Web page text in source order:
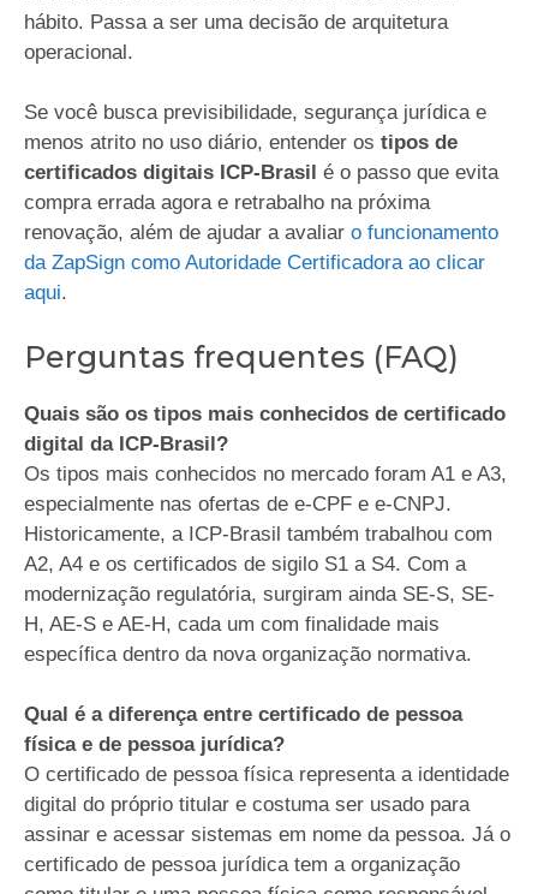
hábito. Passa a ser uma decisão de arquitetura
operacional.
Se você busca previsibilidade, segurança jurídica e
menos atrito no uso diário, entender os tipos de
certificados digitais ICP-Brasil é o passo que evita
compra errada agora e retrabalho na próxima
renovação, além de ajudar a avaliar o funcionamento
da ZapSign como Autoridade Certificadora ao clicar
aqui.
Perguntas frequentes (FAQ)
Quais são os tipos mais conhecidos de certificado
digital da ICP-Brasil?
Os tipos mais conhecidos no mercado foram A1 e A3,
especialmente nas ofertas de e-CPF e e-CNPJ.
Historicamente, a ICP-Brasil também trabalhou com
A2, A4 e os certificados de sigilo S1 a S4. Com a
modernização regulatória, surgiram ainda SE-S, SE-
H, AE-S e AE-H, cada um com finalidade mais
específica dentro da nova organização normativa.
Qual é a diferença entre certificado de pessoa
física e de pessoa jurídica?
O certificado de pessoa física representa a identidade
digital do próprio titular e costuma ser usado para
assinar e acessar sistemas em nome da pessoa. Já o
certificado de pessoa jurídica tem a organização